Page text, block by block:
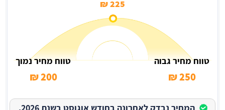
225 ₪
טווח מחיר גבוה
250 ₪
טווח מחיר נמוך
200 ₪